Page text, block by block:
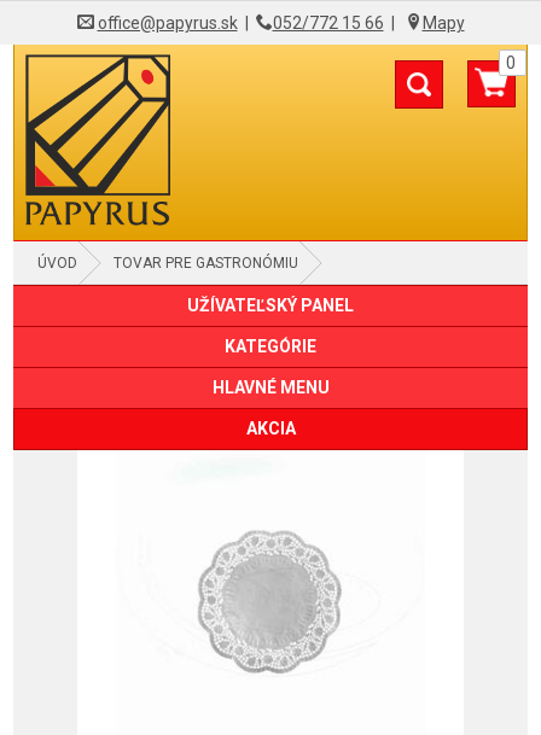
office@papyrus.sk| 052/772 15 66 Mapy
0
ÚVOD TOVAR PRE GASTRONÓMIU
STOLOVANIE A DEKORÁCIE DEKORAČNÉ KRAJKY A ROZETKY
UŽÍVATEĽSKÝ PANEL
KATEGÓRIE
HLAVNÉ MENU
AKCIA